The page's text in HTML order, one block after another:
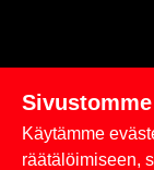
Linkit
Käytämme
räätälöimiseen,